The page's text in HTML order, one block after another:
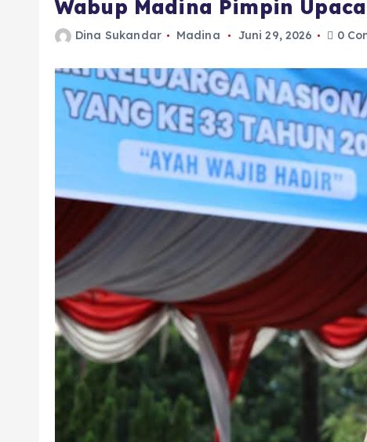
Wabup Madina Pimpin
Dina Sukandar Madina Juni 29, 2026 0